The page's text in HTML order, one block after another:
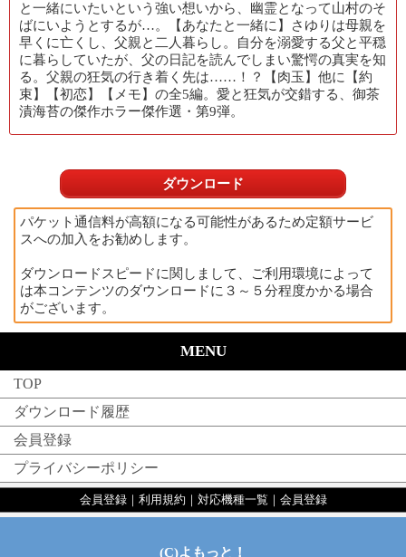
と一緒にいたいという強い想いから、幽霊となって山村のそ
ばにいようとするが…。【あなたと一緒に】さゆりは母親を
早くに亡くし、父親と二人暮らし。自分を溺愛する父と平穏
に暮らしていたが、父の日記を読んでしまい驚愕の真実を知
る。父親の狂気の行き着く先は……！？【肉玉】他に【約
束】【初恋】【メモ】の全5編。愛と狂気が交錯する、御茶
漬海苔の傑作ホラー傑作選・第9弾。
ダウンロード
パケット通信料が高額になる可能性があるため定額サービ
スへの加入をお勧めします。
ダウンロードスピードに関しまして、ご利用環境によって
は本コンテンツのダウンロードに３～５分程度かかる場合
がございます。
MENU
TOP
ダウンロード履歴
会員登録
プライバシーポリシー
会員登録｜ 利用規約 ｜ 対応機種一覧 ｜ 会員登録
(C)よもっと！